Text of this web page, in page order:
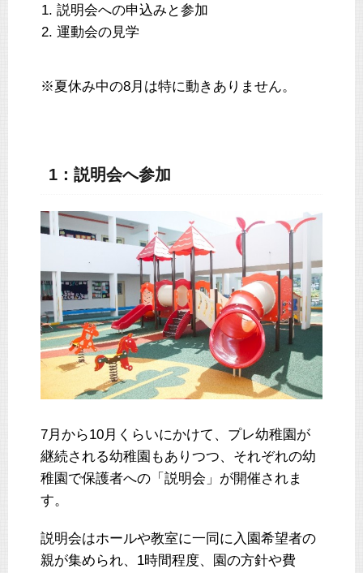
説明会への申込みと参加
運動会の見学
※夏休み中の8月は特に動きありません。
1：説明会へ参加
7月から10月くらいにかけて、プレ幼稚園が
継続される幼稚園もありつつ、それぞれの幼
稚園で保護者への「説明会」が開催されま
す。
説明会はホールや教室に一同に入園希望者の
親が集められ、1時間程度、園の方針や費